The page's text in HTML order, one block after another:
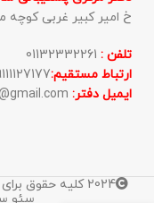
خ امیر کبیر غربی کوچه مهتاب 20 ،
تلفن :
ارتباط مستقیم:
ایمیل دفتر:
2024 کلیه حقوق
سئو